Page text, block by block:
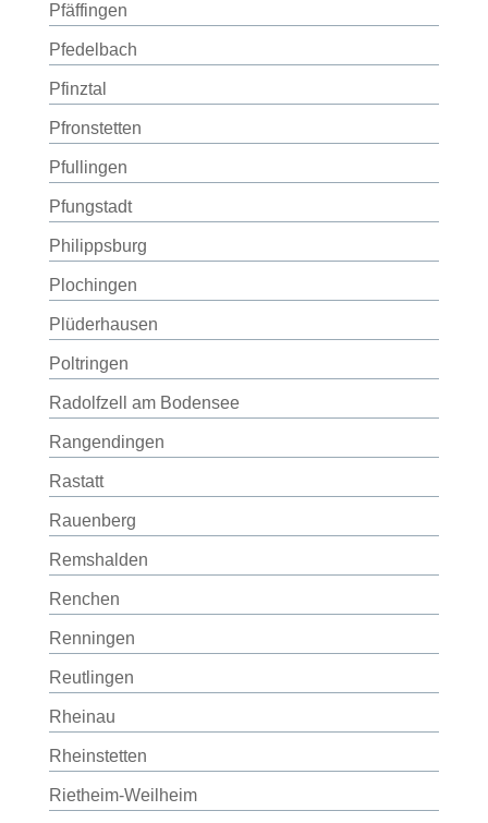
Pfäffingen
Pfedelbach
Pfinztal
Pfronstetten
Pfullingen
Pfungstadt
Philippsburg
Plochingen
Plüderhausen
Poltringen
Radolfzell am Bodensee
Rangendingen
Rastatt
Rauenberg
Remshalden
Renchen
Renningen
Reutlingen
Rheinau
Rheinstetten
Rietheim-Weilheim